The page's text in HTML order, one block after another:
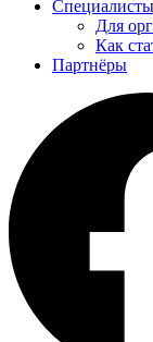
Специалисты
Для
Как
Партнёры